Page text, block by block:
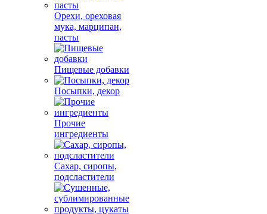
Орехи, ореховая
мука, марципан,
пасты
Пищевые добавки
Посыпки, декор
Прочие
ингредиенты
Сахар, сиропы,
подсластители